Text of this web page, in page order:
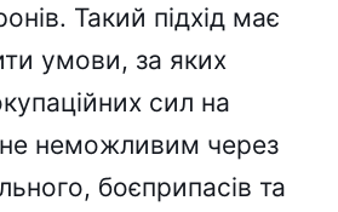
Такий підхід має
умови, за яких
сил на
неможливим через
боєприпасів та